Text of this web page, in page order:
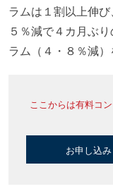
ラムは１割以上伸
５％減で４カ月ぶ
ラム（４・８％減
ここからは有料コ
お申し込み